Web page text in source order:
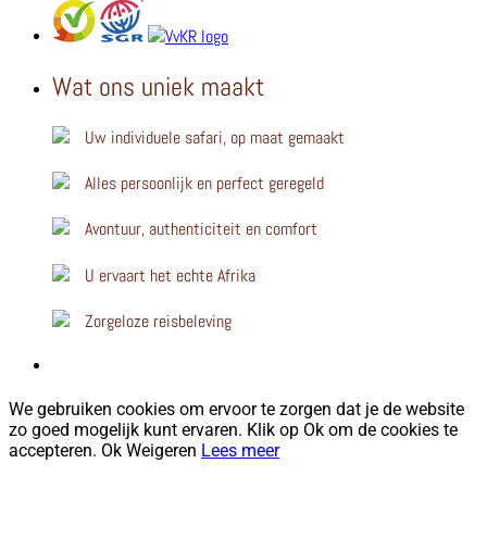
Wat ons uniek maakt
Uw individuele safari, op maat gemaakt
Alles persoonlijk en perfect geregeld
Avontuur, authenticiteit en comfort
U ervaart het echte Afrika
Zorgeloze reisbeleving
We gebruiken cookies om ervoor te zorgen dat je de website
zo goed mogelijk kunt ervaren. Klik op Ok om de cookies te
accepteren. Ok Weigeren Lees meer